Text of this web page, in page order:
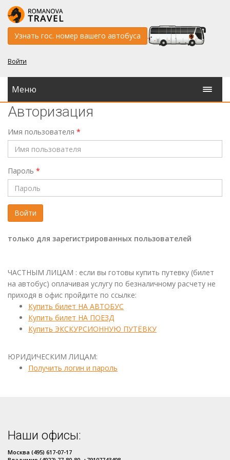
Узнать гос. номер вашего автобуса
Войти
Меню
Авторизация
Имя пользователя *
Пароль *
Войти
только для зарегистрированных пользователей
ЧАСТНЫМ ЛИЦАМ : если вы готовы купить путевку (билет
на автобус) оплачивая услугу по безналичному расчету не
приходя в офис пройдите по ссылке:
Купить билет НА АВТОБУС
Купить билет НА ПОЕЗД
Купить ЭКСКУРСИОННУЮ ПУТЁВКУ
ЮРИДИЧЕСКИМ ЛИЦАМ:
Получить логин и пароль
Наши офисы:
Москва (495) 617-07-17